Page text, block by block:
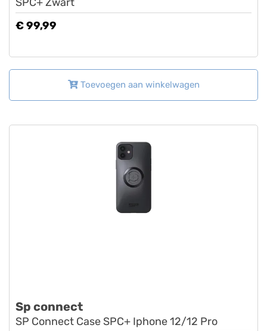
€ 99,99
Toevoegen aan winkelwagen
Sp connect
SP Connect Case SPC+ Iphone 12/12 Pro